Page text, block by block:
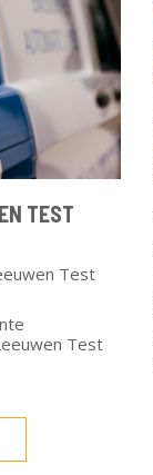
TEST
Test
Test